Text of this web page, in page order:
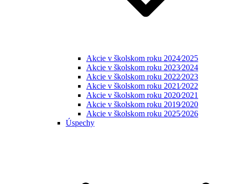
Akcie v školskom roku 2024⁄2025
Akcie v školskom roku 2023⁄2024
Akcie v školskom roku 2022⁄2023
Akcie v školskom roku 2021⁄2022
Akcie v školskom roku 2020⁄2021
Akcie v školskom roku 2019⁄2020
Akcie v školskom roku 2025⁄2026
Úspechy